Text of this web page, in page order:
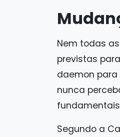
Nem todas
previstas
daemon para
nunca
Segundo a